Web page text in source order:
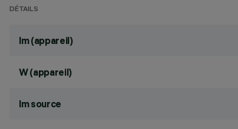
DÉTAILS
lm (appareil)
W (appareil)
lm source